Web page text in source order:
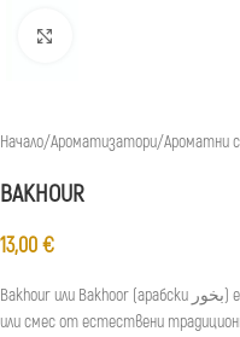
Начало/Ароматизатори/Ароматни
BAKHOUR
13,00€
Bakhour или Bakhoor (арабски بخور) е арабското име, дадено на ароматни тухли
или смес от естествени